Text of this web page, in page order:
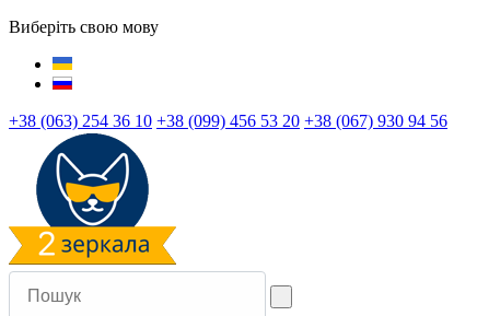
Виберіть свою мову
+38 (063) 254 36 10 +38 (099) 456 53 20 +38 (067) 930 94 56